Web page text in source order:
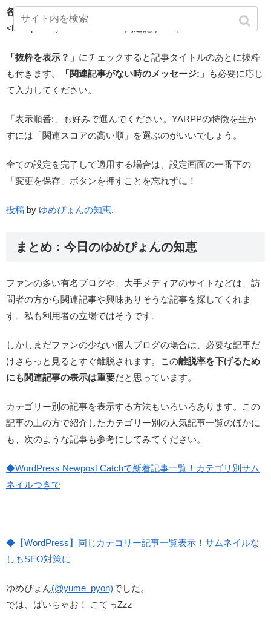
各関連記事を囲むタグ:
<li><span style=”color:#888″>関連記事:</span>
「抜粋を表示？」 にチェックすると記事タイトルのあとに抜粋
も付きます。
「関連記事がない時のメッセージ:」
も必要に応じ
て入力してください。
「表示順番:」も好みで選んでください。YARPPの特徴を生か
すには「関連スコアの高い順」を選ぶのがいいでしょう。
全ての設定を完了して適用する場合は、設定画面の一番下の
「変更を保存」ボタンを押すことを忘れずに！
投稿 by ゆめぴょんの知恵.
まとめ：今日のゆめぴょんの知恵
ファンの多い有名ブログや、大手メディアのサイトなどは、訪
問者の方から関連記事や興味ありそうな記事を探してくれま
す。私も利用者の立場ではそうです。
しかしまだファンの少ない個人ブログの場合は、必要な記事だ
けさらっと見るとすぐ離脱されます。この離脱率を下げるため
にも関連記事の表示は重要だと思っています。
カテゴリー別の記事を表示する方法もいろいろあります。この
記事の上の方で紹介したカテゴリー別の人気記事一覧のほかに
も、次のような記事も参考にしてみてください。
◆WordPress Newpost Catchで新着記事一覧！カテゴリ別サム
ネイルつきで
◆【WordPress】同じカテゴリー記事一覧表示！サムネイルな
しもSEO対策に
ゆめぴょん(@yume_pyon)でした。
では、ばいちゃお！ こてっZzz